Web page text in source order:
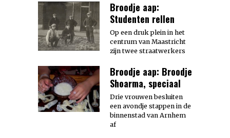
Broodje aap:
Studenten rellen
Op een druk plein in het
centrum van Maastricht
zijn twee straatwerkers
Broodje aap: Broodje
Shoarma, speciaal
Drie vrouwen besluiten
een avondje stappen in de
binnenstad van Arnhem
af